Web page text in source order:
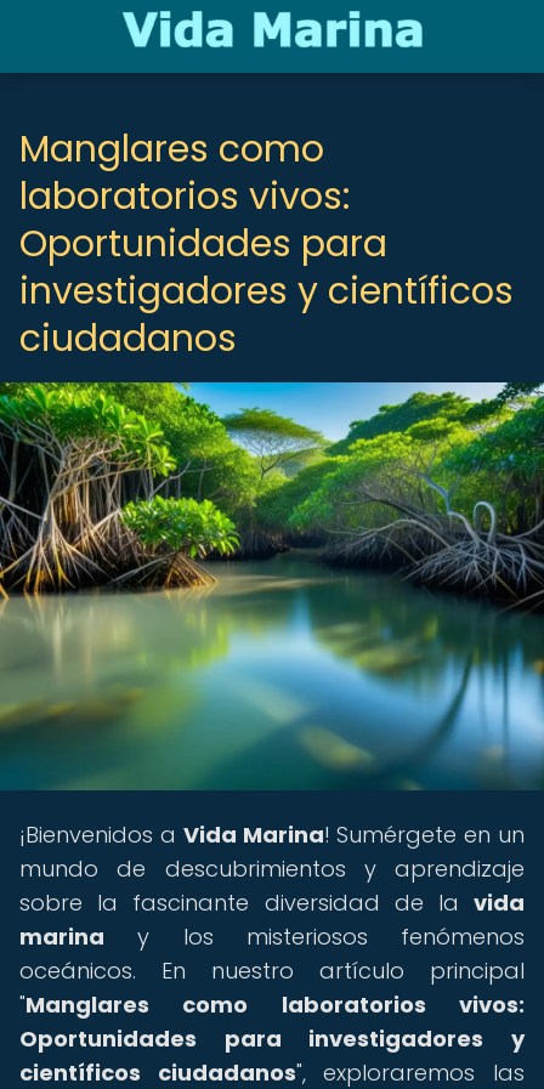
Manglares como
laboratorios vivos:
Oportunidades para
investigadores y científicos
ciudadanos
¡Bienvenidos a Vida Marina! Sumérgete en un
mundo de descubrimientos y aprendizaje
sobre la fascinante diversidad de la vida
marina y los misteriosos fenómenos
oceánicos. En nuestro artículo principal
"Manglares como laboratorios vivos:
Oportunidades para investigadores y
científicos ciudadanos", exploraremos las